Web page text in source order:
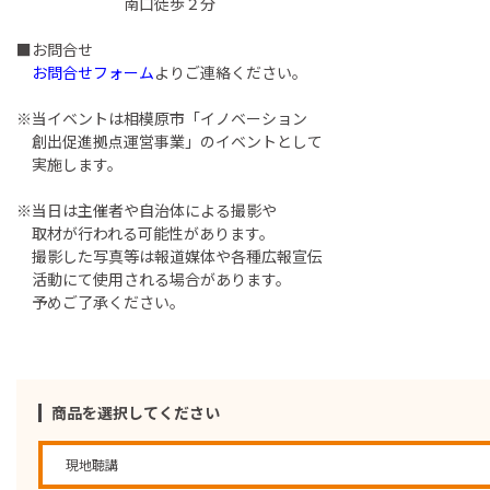
商品を選択してください
現地聴講
■お問合せ
お問合せフォームよりご連絡ください。
※当イベントは相模原市「イノベーション
創出促進拠点運営事業」のイベントとして
実施します。
※当日は主催者や自治体による撮影や
取材が行われる可能性があります。
撮影した写真等は報道媒体や各種広報宣伝
活動にて使用される場合があります。
予めご了承ください。